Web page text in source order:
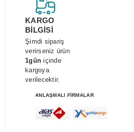
KARGO
BİLGİSİ
Şimdi sipariş
verirseniz ürün
1gün içinde
kargoya
verilecektir.
ANLAŞMALI FİRMALAR